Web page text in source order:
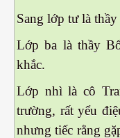
Sang lớp tư là
Lớp ba là thầy
khắc.
Lớp nhì là cô
trường, rất yểu
nhưng tiếc rằng
682